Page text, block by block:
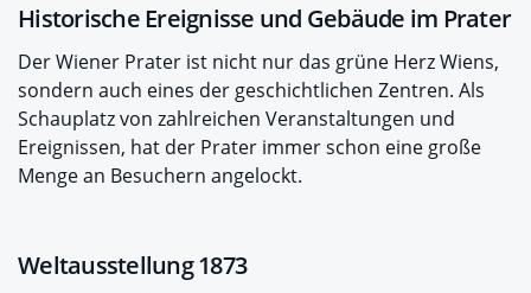
Historische Ereignisse und Gebäude im Prater
Der Wiener Prater ist nicht nur das grüne Herz Wiens,
sondern auch eines der geschichtlichen Zentren. Als
Schauplatz von zahlreichen Veranstaltungen und
Ereignissen, hat der Prater immer schon eine große
Menge an Besuchern angelockt.
Weltausstellung 1873